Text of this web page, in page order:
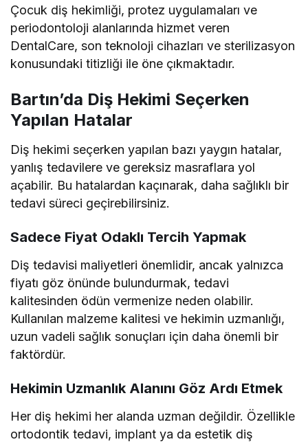
Çocuk diş hekimliği, protez uygulamaları ve
periodontoloji alanlarında hizmet veren
DentalCare, son teknoloji cihazları ve sterilizasyon
konusundaki titizliği ile öne çıkmaktadır.
Bartın’da Diş Hekimi Seçerken
Yapılan Hatalar
Diş hekimi seçerken yapılan bazı yaygın hatalar,
yanlış tedavilere ve gereksiz masraflara yol
açabilir. Bu hatalardan kaçınarak, daha sağlıklı bir
tedavi süreci geçirebilirsiniz.
Sadece Fiyat Odaklı Tercih Yapmak
Diş tedavisi maliyetleri önemlidir, ancak yalnızca
fiyatı göz önünde bulundurmak, tedavi
kalitesinden ödün vermenize neden olabilir.
Kullanılan malzeme kalitesi ve hekimin uzmanlığı,
uzun vadeli sağlık sonuçları için daha önemli bir
faktördür.
Hekimin Uzmanlık Alanını Göz Ardı Etmek
Her diş hekimi her alanda uzman değildir. Özellikle
ortodontik tedavi, implant ya da estetik diş